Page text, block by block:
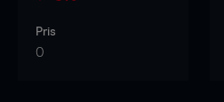
Pris
0